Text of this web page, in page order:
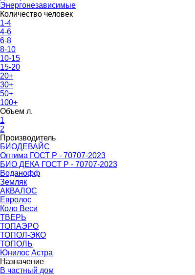
Энергонезависимые
Количество человек
1-4
4-6
6-8
8-10
10-15
15-20
20+
30+
50+
100+
Объем л.
1
2
Производитель
БИОДЕВАЙС
Оптима ГОСТ Р - 70707-2023
БИО ДЕКА ГОСТ Р - 70707-2023
Воданофф
Земляк
АКВАЛОС
Евролос
Коло Веси
ТВЕРЬ
ТОПАЭРО
ТОПОЛ-ЭКО
ТОПОЛЬ
Юнилос Астра
Назначение
В частный дом